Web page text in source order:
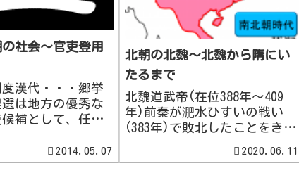
社会～官吏登用
漢代・・・郷挙
は地方の優秀な
補として、任命
影響力を駆使し
薦させて豪族が
2014.05.07
北朝の北魏～北魏から隋にい
たるまで
北魏道武帝(在位388年～409
年)前秦が淝水ひすいの戦い
(383年)で敗北したことをきっ
と独立しました。このときに
2020.06.11